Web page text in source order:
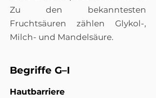
Zu den bekanntesten
Fruchtsäuren zählen Glykol-,
Milch- und Mandelsäure.
Begriffe G–I
Hautbarriere